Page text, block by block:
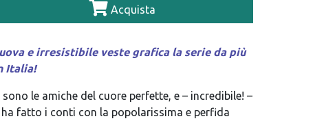
Acquista
e irresistibile veste grafica la serie da più
Italia!
le amiche del cuore perfette, e – incredibile! –
fatto i conti con la popolarissima e perfida